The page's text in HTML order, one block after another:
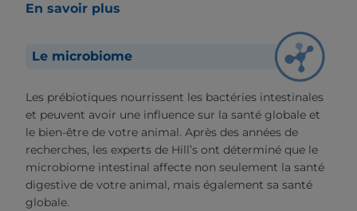
En savoir plus
Le microbiome
Les prébiotiques nourrissent les bactéries intestinales
et peuvent avoir une influence sur la santé globale et
le bien-être de votre animal. Après des années de
recherches, les experts de Hill’s ont déterminé que le
microbiome intestinal affecte non seulement la santé
digestive de votre animal, mais également sa santé
globale.